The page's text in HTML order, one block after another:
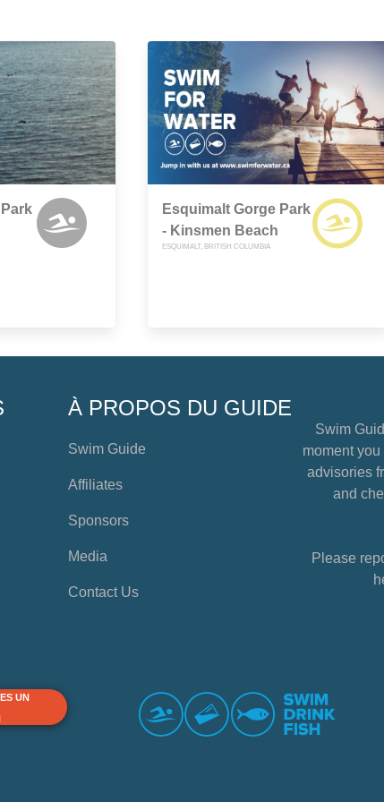
Esquimalt Gorge Park
- Kinsmen Beach
ESQUIMALT, BRITISH COLUMBIA
À PROPOS DU GUIDE
Swim Guide
Affiliates
Sponsors
Media
Contact Us
Swim
moment
advisories
and
Please
UN